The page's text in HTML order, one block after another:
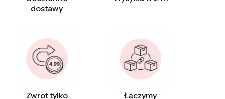
dostawy
Zwrot tylko
Łączymy